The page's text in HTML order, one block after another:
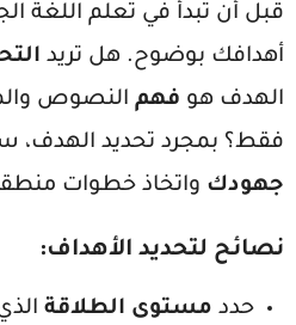
قبل أن تبدأ في تعلم اللغة
أهدافك بوضوح. هل تريد
الهدف هو فهم النصوص
فقط؟ بمجرد تحديد الهدف،
جهودك واتخاذ خطوات
نصائح لتحديد الأهداف:
حدد مستوى الطلاقة